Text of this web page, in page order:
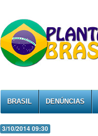
BRASIL DENÚNCIAS
3/10/2014 09:30